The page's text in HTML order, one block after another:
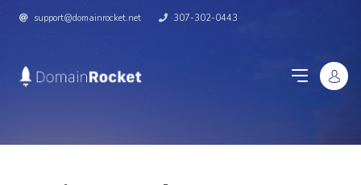
support@domainrocket.net 307-302-0443